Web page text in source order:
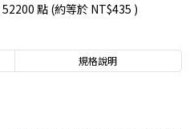
52200 點 (約等於 NT$435 )
規格說明